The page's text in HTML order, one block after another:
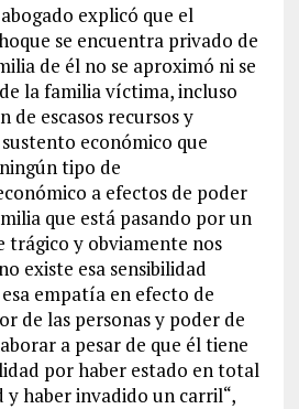
explicó que el
se encuentra privado de
de él no se aproximó ni se
la familia víctima, incluso
de escasos recursos y
económico que
tipo de
a efectos de poder
que está pasando por un
trágico y obviamente nos
existe esa sensibilidad
empatía en efecto de
de las personas y poder de
a pesar de que él tiene
por haber estado en total
y haber invadido un carril“,